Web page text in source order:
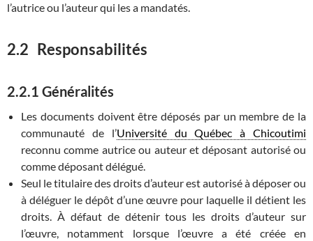
l’autrice ou l’auteur qui les a mandatés.
2.2 Responsabilités
2.2.1 Généralités
Les documents doivent être déposés par un membre de la
communauté de l’Université du Québec à Chicoutimi
reconnu comme autrice ou auteur et déposant autorisé ou
comme déposant délégué.
Seul le titulaire des droits d’auteur est autorisé à déposer ou
à déléguer le dépôt d’une œuvre pour laquelle il détient les
droits. À défaut de détenir tous les droits d’auteur sur
l’œuvre, notamment lorsque l’œuvre a été créée en